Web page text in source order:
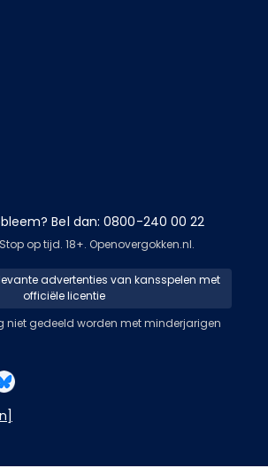
Bel dan: 0800-240 00 22
op tijd. 18+. Openovergokken.nl.
advertenties van kansspelen met
officiële licentie
niet gedeeld worden met minderjarigen